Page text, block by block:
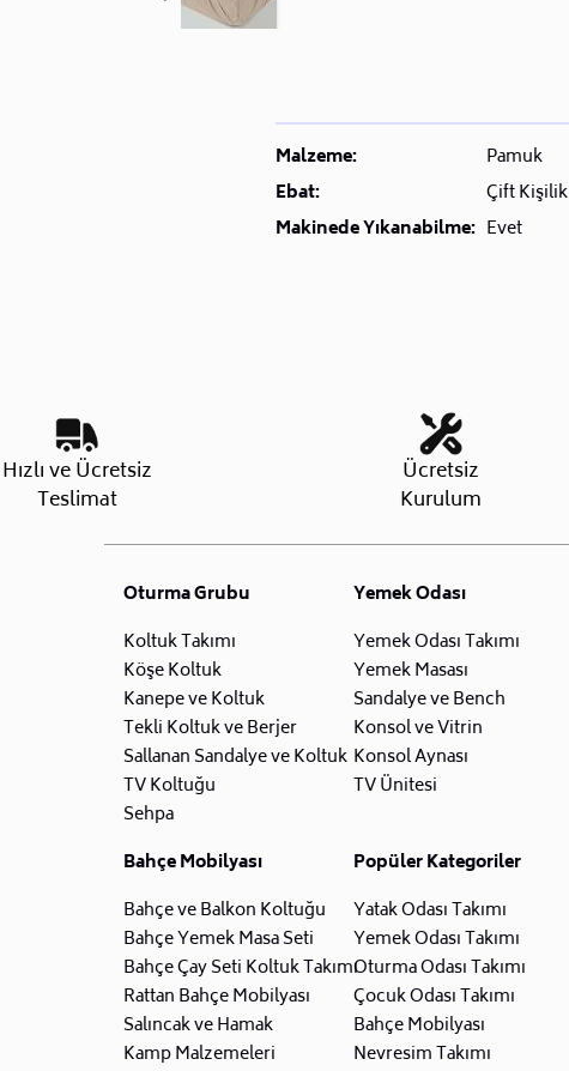
Malzeme:
Pamuk
Ebat:
Çift Kişilik
Makinede Yıkanabilme: Evet
Hızlı ve Ücretsiz
Teslimat
Ücretsiz
Kurulum
Oturma Grubu
Koltuk Takımı
Köşe Koltuk
Kanepe ve Koltuk
Tekli Koltuk ve Berjer
Sallanan Sandalye ve Koltuk
TV Koltuğu
Sehpa
Yemek Odası
Yemek Odası Takımı
Yemek Masası
Sandalye ve Bench
Konsol ve Vitrin
Konsol Aynası
TV Ünitesi
Bahçe Mobilyası
Bahçe ve Balkon Koltuğu
Bahçe Yemek Masa Seti
Bahçe Çay Seti Koltuk Takımı
Rattan Bahçe Mobilyası
Salıncak ve Hamak
Kamp Malzemeleri
Popüler Kategoriler
Yatak Odası Takımı
Yemek Odası Takımı
Oturma Odası Takımı
Çocuk Odası Takımı
Bahçe Mobilyası
Nevresim Takımı